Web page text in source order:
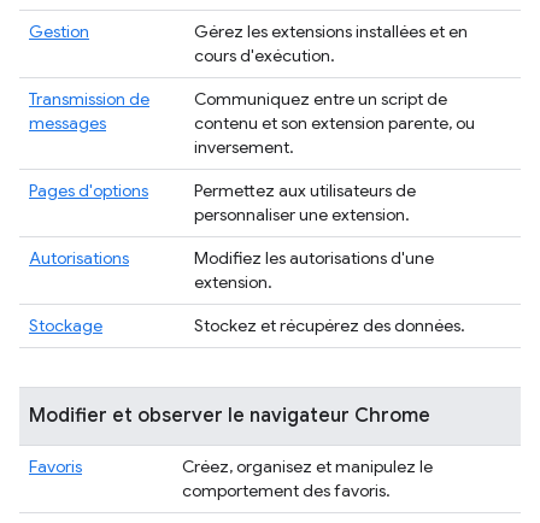
Gestion
Gérez les extensions installées et en
cours d'exécution.
Transmission de
messages
Communiquez entre un script de
contenu et son extension parente, ou
inversement.
Pages d'options
Permettez aux utilisateurs de
personnaliser une extension.
Autorisations
Modifiez les autorisations d'une
extension.
Stockage
Stockez et récupérez des données.
Modifier et observer le navigateur Chrome
Favoris
Créez, organisez et manipulez le
comportement des favoris.